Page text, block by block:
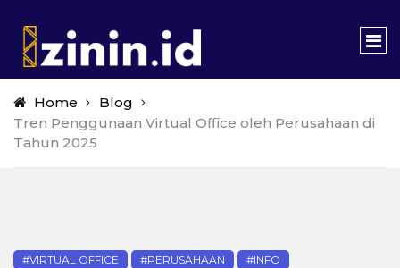
Home
Blog
Tren Penggunaan Virtual Office oleh Perusahaan di
Tahun 2025
#VIRTUAL OFFICE #PERUSAHAAN #INFO